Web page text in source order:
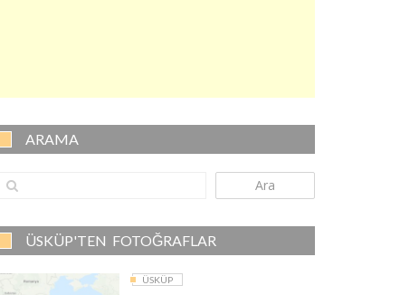
ARAMA
Ara
ÜSKÜP'TEN FOTOĞRAFLAR
ÜSKÜP